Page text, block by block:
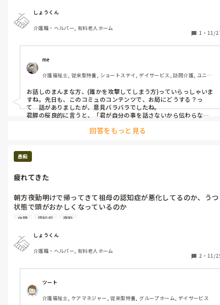
頑張っているんですけどね…
働いているスタッフも言ってました…
看護師からのいじめなどで辞めた人もいて
しょうくん
介護職・ヘルパー, 有料老人ホーム
1 ・ 11/
me
介護福祉士, 従来型特養, ショートステイ, デイサービス, 訪問介護, ユニッ
お話しのまんまな方、(誰かを攻撃してしまう方)っていらっしゃいま
すね。先日も、このコミュのコンテンツで、お局にどうする？っ
て　話がありましたが、意見バラバラでしたね。
君膵の桜良的に言うと、「君が自分の事を話さないから伝わらな
話題を変える。尋ねられた事を〇〇さんは？と返したりします。大体
は、「大変お忙しい中対応ありがとうございました」と、「ご教示
後、実際に、誰か底辺の人が居ると他の人のミスが目立たなくなる
立場が直属の指導係など近い方なら、「目が怖いのが気になって、折
角の大切な話が頭に入って来ないので、目を見ずに聞いても良いで
すか」など、そのまま素直に返しますけど、多分違う部署ですよね？
るしかない所かなと思います。
回答をもっと見る
愚痴
疲れてきた
朝方夜勤明けで帰ってきて祖母の認知症が悪化してるのか、うつ
状態で頭がおかしくなっているのか
何度も同じこと聞かれて疲れてきた。
今日は夜勤明けで帰ってきて
まともに休憩も出来なかったから。
不穏による入居者の対応で。
6時頃にマックコール頻回。
休憩 認知症 夜勤
しょうくん
介護職・ヘルパー, 有料老人ホーム
2 ・ 11/
ツート
介護福祉士, ケアマネジャー, 従来型特養, グループホーム, デイサービス